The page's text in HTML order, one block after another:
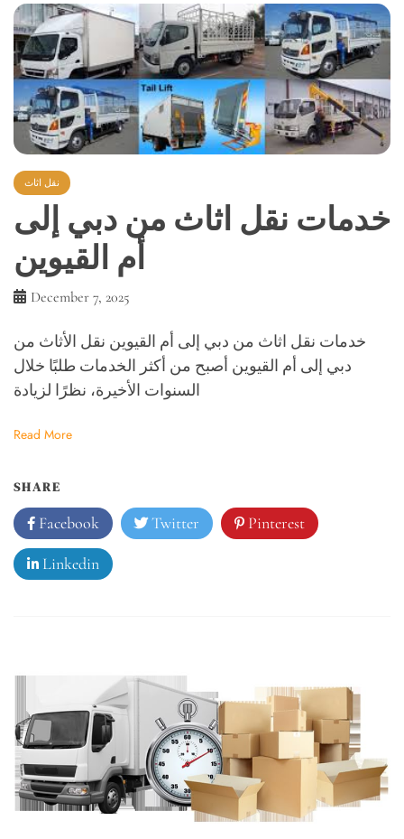
نقل اثاث
خدمات نقل اثاث من دبي إلى
أم القيوين
December 7, 2025
خدمات نقل اثاث من دبي إلى أم القيوين نقل الأثاث من
دبي إلى أم القيوين أصبح من أكثر الخدمات طلبًا خلال
السنوات الأخيرة، نظرًا لزيادة
Read More
SHARE
Facebook Twitter Pinterest
Linkedin